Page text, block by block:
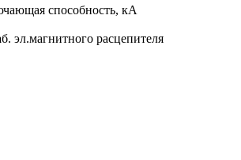
способность, кA
эл.магнитного расцепителя